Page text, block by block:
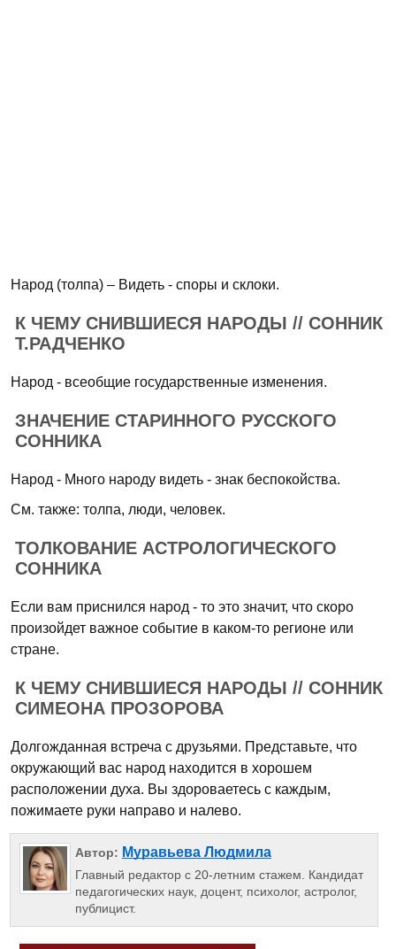
Народ (толпа) – Видеть - споры и склоки.
К ЧЕМУ СНИВШИЕСЯ НАРОДЫ // СОННИК
Т.РАДЧЕНКО
Народ - всеобщие государственные изменения.
ЗНАЧЕНИЕ СТАРИННОГО РУССКОГО
СОННИКА
Народ - Много народу видеть - знак беспокойства.
См. также: толпа, люди, человек.
ТОЛКОВАНИЕ АСТРОЛОГИЧЕСКОГО
СОННИКА
Если вам приснился народ - то это значит, что скоро
произойдет важное событие в каком-то регионе или
стране.
К ЧЕМУ СНИВШИЕСЯ НАРОДЫ // СОННИК
СИМЕОНА ПРОЗОРОВА
Долгожданная встреча с друзьями. Представьте, что
окружающий вас народ находится в хорошем
расположении духа. Вы здороваетесь с каждым,
пожимаете руки направо и налево.
Автор: Муравьева Людмила
Главный редактор с 20-летним стажем. Кандидат
педагогических наук, доцент, психолог, астролог,
публицист.